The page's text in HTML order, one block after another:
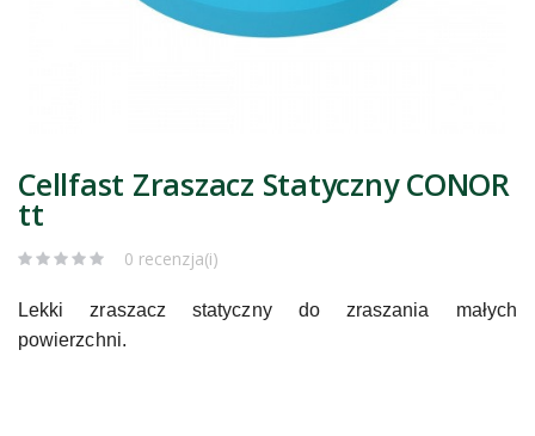
Cellfast Zraszacz Statyczny CONOR
tt
0 recenzja(i)
Lekki zraszacz statyczny do zraszania małych
powierzchni.